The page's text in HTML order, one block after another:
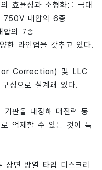
효율성과 소형화를 극대
750V 내압의 6종
의 7종
라인업을 갖추고 있다.
Correction) 및 LLC
성으로 설계돼 있다.
판을 내장해 대전력 동
억제할 수 있는 것이 특
면 방열 타입 디스크리